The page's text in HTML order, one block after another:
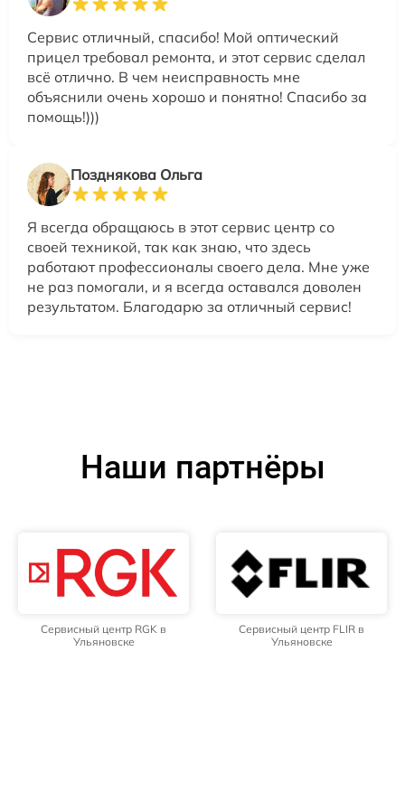
Сервис отличный, спасибо! Мой оптический
прицел требовал ремонта, и этот сервис сделал
всё отлично. В чем неисправность мне
объяснили очень хорошо и понятно! Спасибо за
помощь!)))
Позднякова Ольга
Я всегда обращаюсь в этот сервис центр со
своей техникой, так как знаю, что здесь
работают профессионалы своего дела. Мне уже
не раз помогали, и я всегда оставался доволен
результатом. Благодарю за отличный сервис!
Наши партнёры
Сервисный центр RGK в
Ульяновске
Сервисный центр FLIR в
Ульяновске